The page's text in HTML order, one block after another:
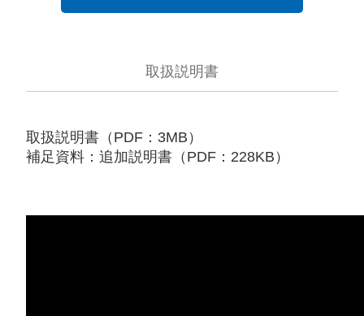
取扱説明書
取扱説明書（PDF：3MB）
補足資料：追加説明書（PDF：228KB）